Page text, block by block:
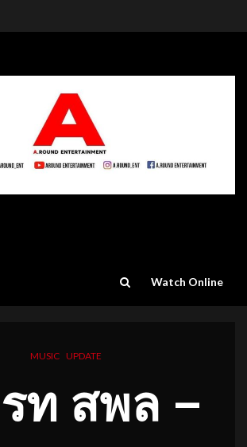
Watch Online
MUSIC UPDATE
รท สพล –